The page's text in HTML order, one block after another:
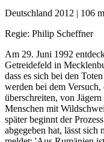
Deutschland 2012 | 106
Regie: Philip Scheffner
Am 29. Juni 1992
Getreidefeld in
dass es sich bei den
werden bei dem
überschreiten, von
Menschen mit
später beginnt der
abgegeben hat, lässt